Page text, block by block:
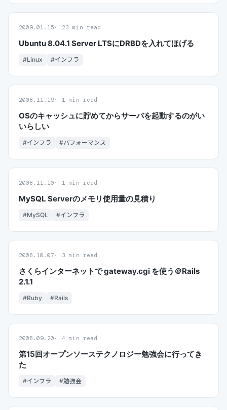
2009.01.15 23 min read
Ubuntu 8.04.1 Server LTSにDRBDを入れてほげる
#Linux #インフラ
2008.11.19 1 min read
OSのキャッシュに貯めてからサーバを起動するのがい
いらしい
#インフラ #パフォーマンス
2008.11.10 1 min read
MySQL Serverのメモリ使用量の見積り
#MySQL #インフラ
2008.10.07 3 min read
さくらインターネットで gateway.cgi を使う＠Rails
2.1.1
#Ruby #Rails
2008.09.20 4 min read
第15回オープンソーステクノロジー勉強会に行ってき
た
#インフラ #勉強会